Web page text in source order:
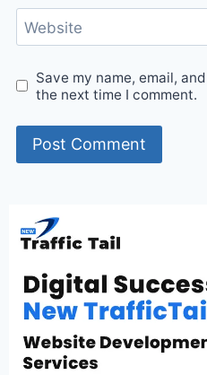
Website
Save my name, email,
the next time I comment.